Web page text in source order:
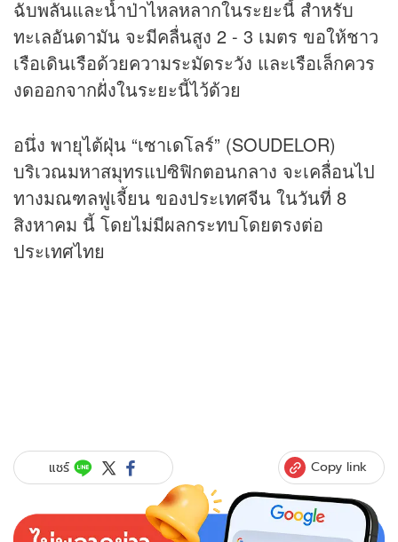
ฉับพลันและน้ำป่าไหลหลากในระยะนี้ สําหรับ
ทะเลอันดามัน จะมีคลื่นสูง 2 - 3 เมตร ขอให้ชาว
เรือเดินเรือด้วยความระมัดระวัง และเรือเล็กควร
งดออกจากฝั่งในระยะนี้ไว้ด้วย
อนึ่ง พายุไต้ฝุ่น “เซาเดโลร์” (SOUDELOR)
บริเวณมหาสมุทรแปซิฟิกตอนกลาง จะเคลื่อนไป
ทางมณฑลฟูเจี้ยน ของประเทศจีน ในวันที่ 8
สิงหาคม นี้ โดยไม่มีผลกระทบโดยตรงต่อ
ประเทศไทย
แชร์ Copy link